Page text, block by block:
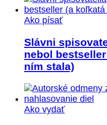
Ako písať
Slávni
nebol
ním stala)
Ako vydať